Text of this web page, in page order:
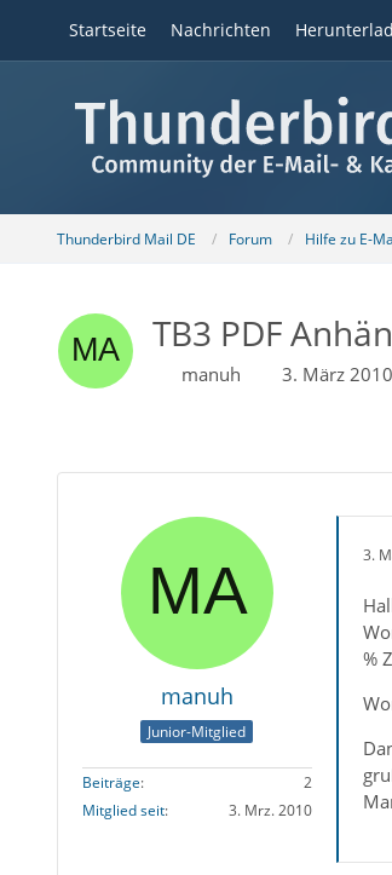
Startseite Nachrichten
Thunderbird Mail DE Forum Hilfe zu E-
TB3 PDF
manuh 3. März
manuh
Junior-Mitglied
Beiträge
2
Mitglied seit
3. Mrz. 2010
3.
%